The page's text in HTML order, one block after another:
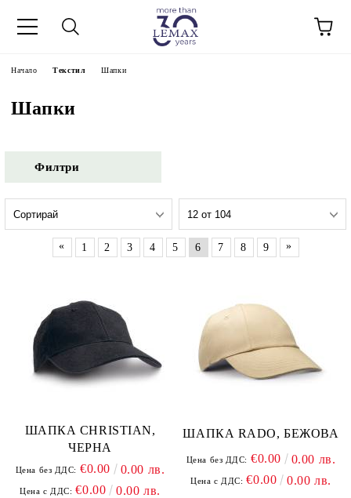
Начало Текстил Шапки
Шапки
Филтри
« 1 2 3 4 5 6 7 8 9 »
ШАПКА CHRISTIAN,
ЧЕРНА
Цена без ДДС: €0.00 0.00 лв.
Цена с ДДС: €0.00 0.00 лв.
ШАПКА RADO, БЕЖОВА
Цена без ДДС: €0.00 0.00 лв.
Цена с ДДС: €0.00 0.00 лв.